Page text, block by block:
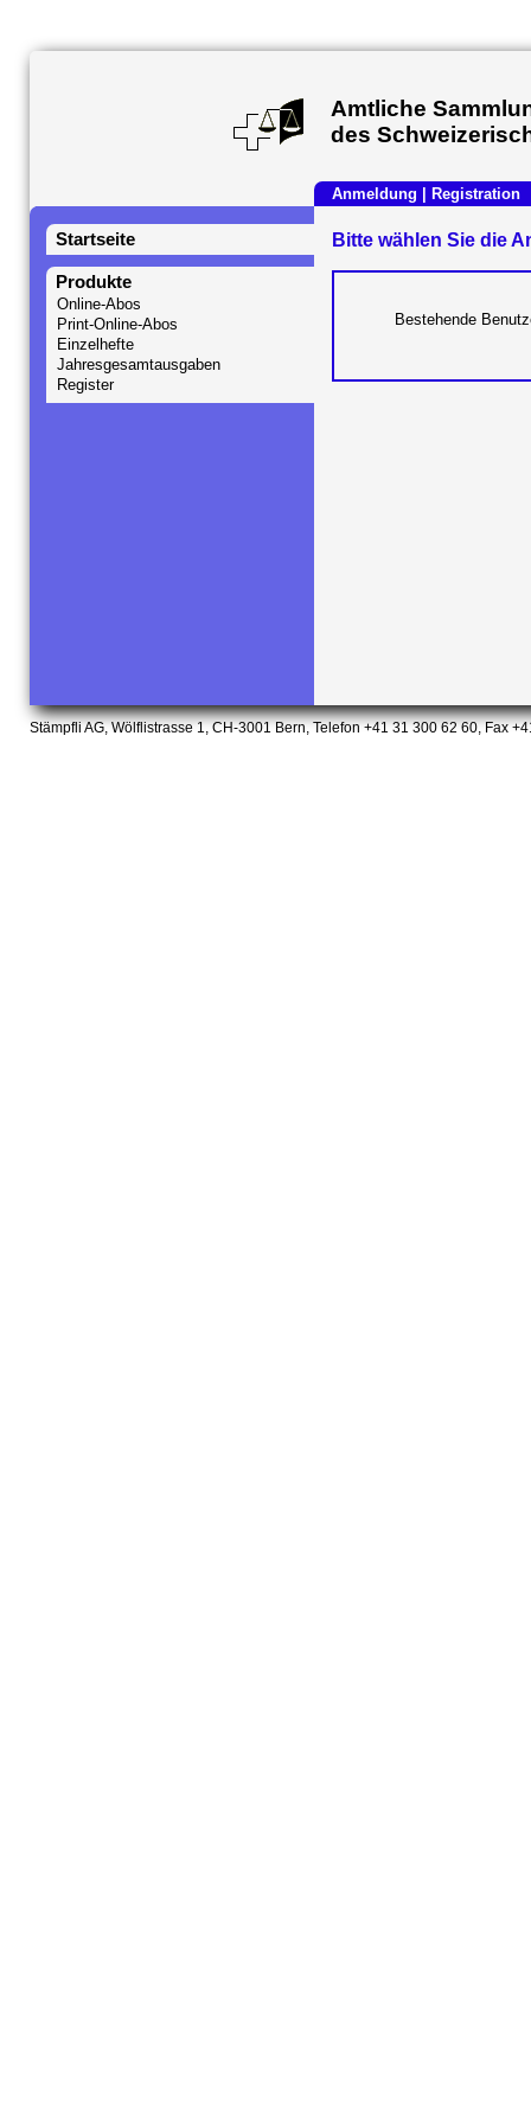
Amtliche
des
Anmeldung Registration
Bitte wählen Sie die
Bestehende
Startseite
Produkte
Online-Abos
Print-Online-Abos
Einzelhefte
Jahresgesamtausgaben
Register
Stämpfli AG, Wölflistrasse 1, CH-3001 Bern, Telefon +41 31 300 62 60, Fax